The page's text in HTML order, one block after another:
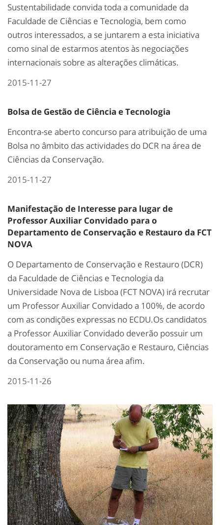
Sustentabilidade convida toda a comunidade da
Faculdade de Ciências e Tecnologia, bem como
outros interessados, a se juntarem a esta iniciativa
como sinal de estarmos atentos às negociações
internacionais sobre as alterações climáticas.
2015-11-27
Bolsa de Gestão de Ciência e Tecnologia
Encontra-se aberto concurso para atribuição de uma
Bolsa no âmbito das actividades do DCR na área de
Ciências da Conservação.
2015-11-27
Manifestação de Interesse para lugar de
Professor Auxiliar Convidado para o
Departamento de Conservação e Restauro da FCT
NOVA
O Departamento de Conservação e Restauro (DCR)
da Faculdade de Ciências e Tecnologia da
Universidade Nova de Lisboa (FCT NOVA) irá recrutar
um Professor Auxiliar Convidado a 100%, de acordo
com as condições expressas no ECDU.Os candidatos
a Professor Auxiliar Convidado deverão possuir um
doutoramento em Conservação e Restauro, Ciências
da Conservação ou numa área afim.
2015-11-26